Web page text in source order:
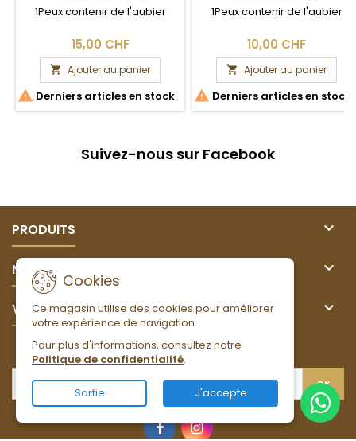
1Peux contenir de l'aubier
15,00 CHF
 Ajouter au panier
 Derniers articles en stock
1Peux contenir de l'aubier
10,00 CHF
 Ajouter au panier
 Derniers articles en stock
Suivez-nous sur Facebook
PRODUITS 
NOTRE SOCIÉTÉ 
VOTRE COMPTE 
Cookies
Ce magasin utilise des cookies pour améliorer
votre expérience de navigation.
Pour plus d'informations, consultez notre
Politique de confidentialité.
Sortie J'accepte
LETTRE D'INFORMATIONS
FacebookInstagram